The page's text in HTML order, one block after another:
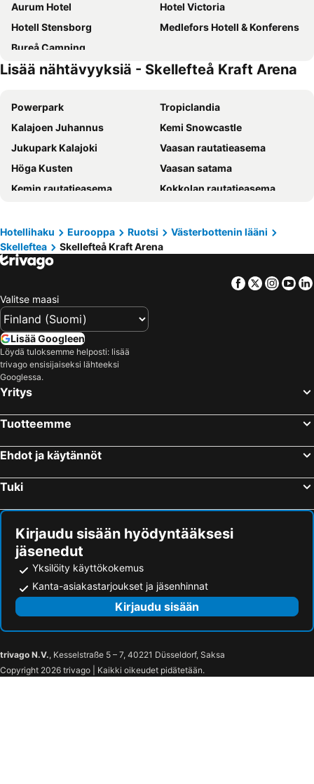
Aurum Hotel
Hotel Victoria
Hotell Stensborg
Medlefors Hotell & Konferens
Bureå Camping
Lisää nähtävyyksiä - Skellefteå Kraft Arena
Powerpark
Tropiclandia
Kalajoen Juhannus
Kemi Snowcastle
Jukupark Kalajoki
Vaasan rautatieasema
Höga Kusten
Vaasan satama
Kemin rautatieasema
Kokkolan rautatieasema
Luleå skärgård
Umeå Centralstation
Hietalahden stadion
Luleå Airport
Kvarken Archipelago
Nordpoolen
Ylivieska Airfield
Kåbdalis Ski Resort
Paradisbadet
Den förhistoriska världen
Gammelstads kyrkstad
Arvidsjaur Airport
4H-gården Lilla Lyckan
Leos Lekland
Ansia Badpark
Rådhustorget
Umeå Östra Station
Lycksele Airport
Holgers Traktormuseum
Hotellihaku Eurooppa Ruotsi
Västerbottenin lääni
Skelleftea
Skellefteå Kraft Arena
Facebook
Twitter
Valitse maasi
Lisää Googleen
Löydä tuloksemme helposti: lisää
trivago ensisijaiseksi lähteeksi
Googlessa.
Yritys
Tuotteemme
Ehdot ja käytännöt
Tuki
Kirjaudu sisään hyödyntääksesi
jäsenedut
Yksilöity käyttökokemus
Kanta-asiakastarjoukset ja jäsenhinnat
Kirjaudu sisään
trivago N.V., Kesselstraße 5 – 7, 40221 Düsseldorf, Saksa
Copyright 2026 trivago | Kaikki oikeudet pidätetään.